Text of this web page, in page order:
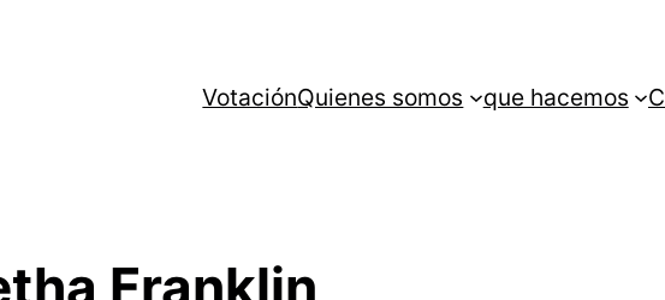
VotaciónQuienes somos que hacemos
Franklin